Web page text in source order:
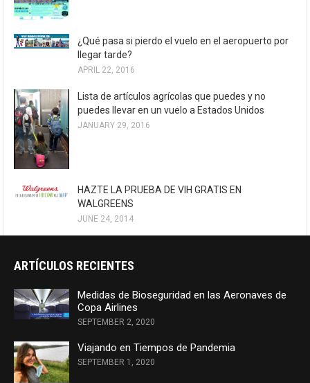
¿Qué pasa si pierdo el vuelo en el aeropuerto por
llegar tarde?
APRIL 22, 2016
Lista de artículos agrícolas que puedes y no
puedes llevar en un vuelo a Estados Unidos
JANUARY 29, 2016
HAZTE LA PRUEBA DE VIH GRATIS EN
WALGREENS
JUNE 24, 2014
ARTÍCULOS RECIENTES
Medidas de Bioseguridad en las Aeronaves de
Copa Airlines
SEPTEMBER 2, 2020
Viajando en Tiempos de Pandemia
SEPTEMBER 1, 2020